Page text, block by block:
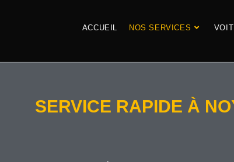
ACCUEIL NOS SERVICES
SERVICE RAPIDE À